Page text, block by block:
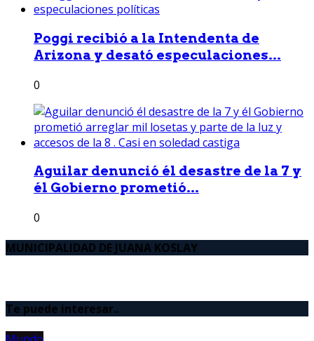
Poggi recibió a la Intendenta de
Arizona y desató especulaciones...
0
Aguilar denunció él desastre de la 7 y
él Gobierno prometió...
0
MUNICIPALIDAD DE JUANA KOSLAY
Te puede interesar..